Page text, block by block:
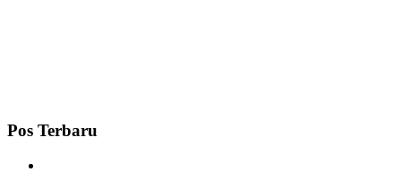
Pos Terbaru